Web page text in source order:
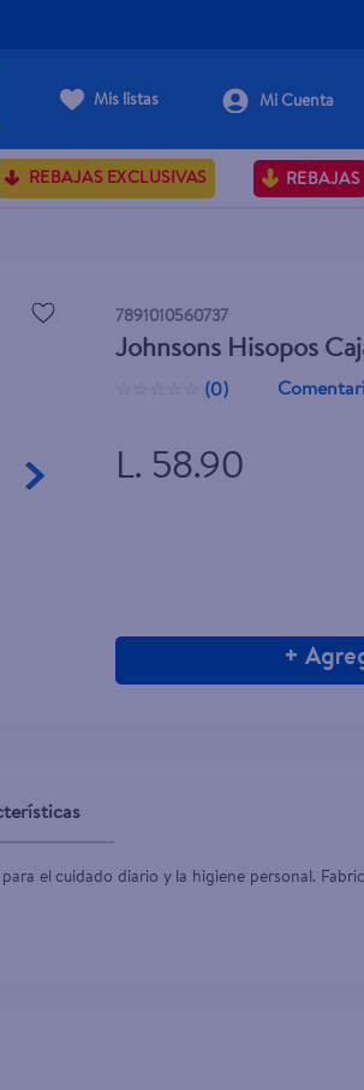
Mis listas
REBAJAS EXCLUSIVAS REBAJAS
7891010560737
Johnsons Hisopos
(0)
L. 58.90
+
el cuidado diario y la higiene personal.